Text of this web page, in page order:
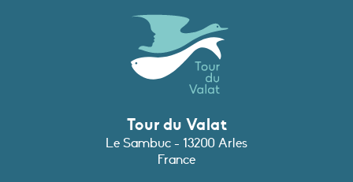
Tour du Valat
Le Sambuc - 13200 Arles
France